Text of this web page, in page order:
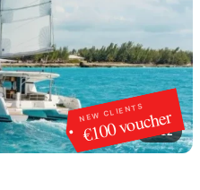
NEW CLIENTS
€100 voucher
1/12